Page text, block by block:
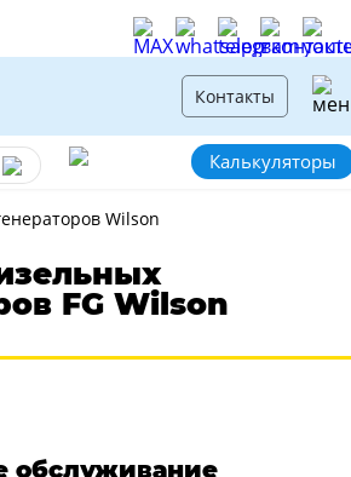
Контакты
Калькуляторы
Wilson
FG Wilson
обслуживание